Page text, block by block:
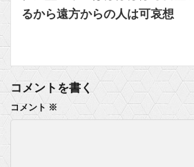
るから遠方からの人は可哀想
コメントを書く
コメント ※